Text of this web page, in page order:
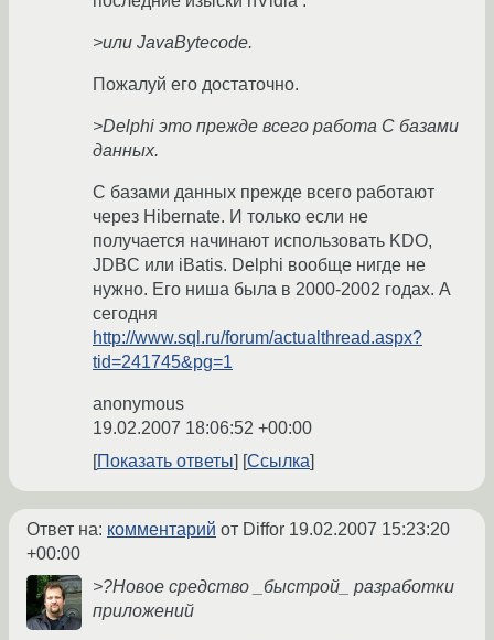
>или JavaBytecode.
Пожалуй его достаточно.
>Delphi это прежде всего работа С базами
данных.
С базами данных прежде всего работают
через Hibernate. И только если не
получается начинают использовать KDO,
JDBC или iBatis. Delphi вообще нигде не
нужно. Его ниша была в 2000-2002 годах. А
сегодня
http://www.sql.ru/forum/actualthread.aspx?
tid=241745&pg=1
anonymous
19.02.2007 18:06:52 +00:00
Показать ответы
Ссылка
Ответ на: комментарий от Diffor 19.02.2007 15:23:20
+00:00
>?Новое средство _быстрой_ разработки
приложений